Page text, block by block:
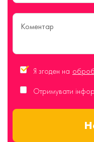
Я згоден на
Отримувати